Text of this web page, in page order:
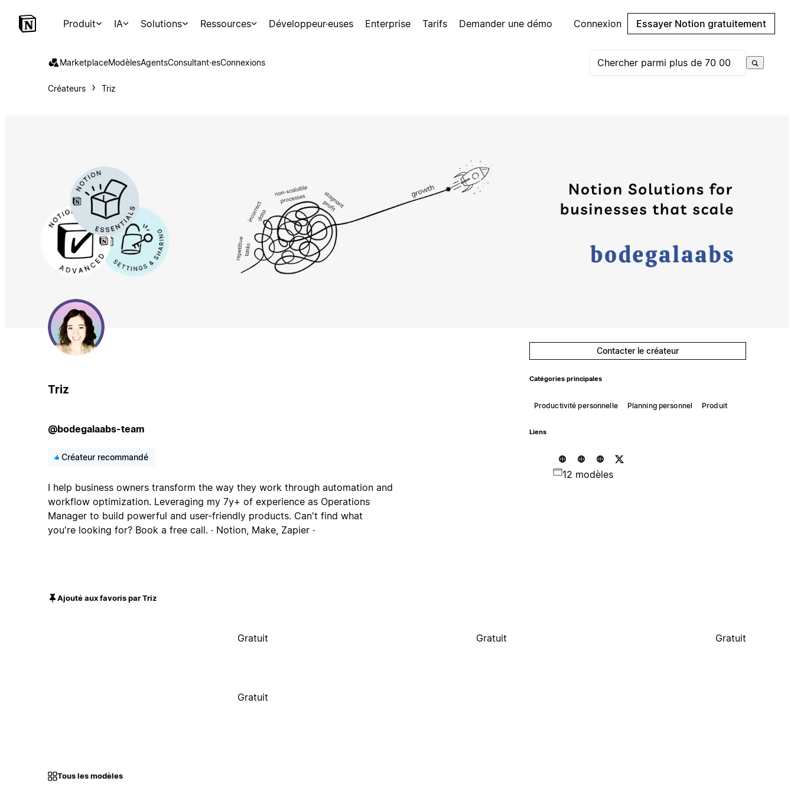
Produit IA Solutions Ressources Développeur·euses Enterprise Tarifs Demander une démo Connexion Essayer Notion gratuitement
MarketplaceModèlesAgentsConsultant·esConnexions
Créateurs Triz
Triz
@bodegalaabs-team
Créateur recommandé
I help business owners transform the way they work through automation and
workflow optimization. Leveraging my 7y+ of experience as Operations
Manager to build powerful and user-friendly products. Can't find what
you're looking for? Book a free call. · Notion, Make, Zapier ·
Contacter le créateur
Catégories principales
Productivité personnelle Planning personnel Produit
Liens
12 modèles
Ajouté aux favoris par Triz
Gratuit Gratuit Gratuit
Gratuit
Tous les modèles